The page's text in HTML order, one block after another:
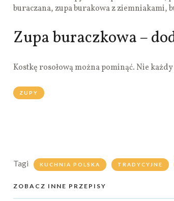
buraczana, zupa burakowa z ziemniakami,
Zupa buraczkowa –
Kostkę rosołową można pominąć. Nie
ZUPY
Tagi KUCHNIA POLSKA TRADYCYJNE
ZOBACZ INNE PRZEPISY